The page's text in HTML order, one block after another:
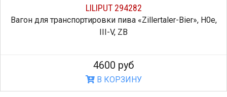
LILIPUT 294282
Вагон для транспортировки пива «Zillertaler-Bier», H0e,
III-V, ZB
4600 руб
В КОРЗИНУ